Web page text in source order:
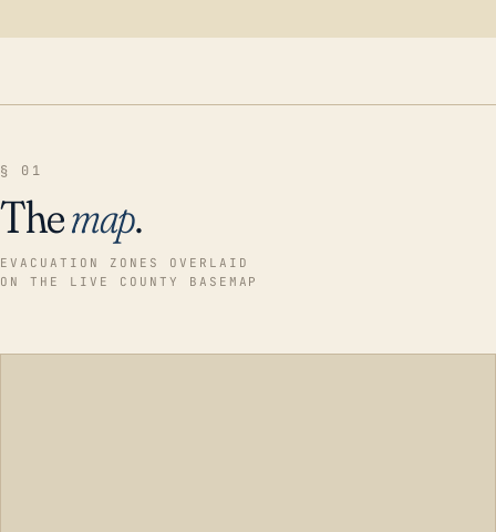
§ 01
Themap.
EVACUATION ZONES OVERLAID
ON THE LIVE COUNTY BASEMAP